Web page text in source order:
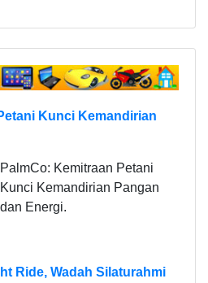
Kunci Kemandirian
PalmCo: Kemitraan Petani
Kunci Kemandirian Pangan
dan Energi.
Ride, Wadah Silaturahmi